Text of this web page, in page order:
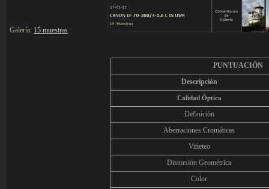
Galería: 15 muestras
PUNTUACIÓN
Descripción
Calidad Óptica
Definición
Aberraciones Cromáticas
Vińeteo
Distorsión Geométrica
Color